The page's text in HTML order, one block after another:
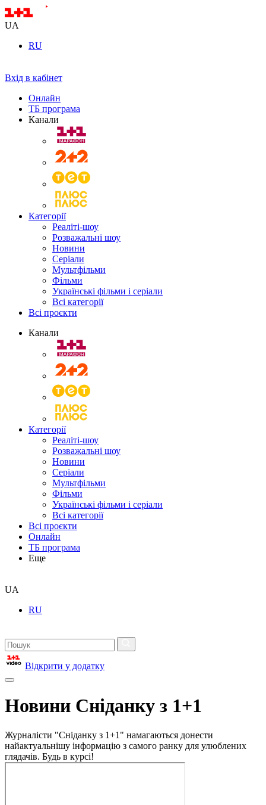
UA
RU
Вхід в кабінет
Онлайн
ТБ програма
Канали
Категорії
Реаліті-шоу
Розважальні шоу
Новини
Серіали
Мультфільми
Фільми
Українські фільми і серіали
Всі категорії
Всі проєкти
Канали
Категорії
Реаліті-шоу
Розважальні шоу
Новини
Серіали
Мультфільми
Фільми
Українські фільми і серіали
Всі категорії
Всі проєкти
Онлайн
ТБ програма
Еще
UA
RU
Відкрити у додатку
Новини Сніданку з 1+1
Журналісти "Сніданку з 1+1" намагаються донести
найактуальнішу інформацію з самого ранку для улюблених
глядачів. Будь в курсі!